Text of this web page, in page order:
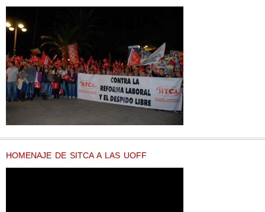
HOMENAJE DE SITCA A LAS UOFF